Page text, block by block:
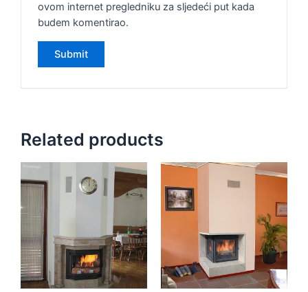
ovom internet pregledniku za sljedeći put kada
budem komentirao.
Related products